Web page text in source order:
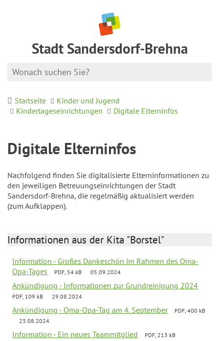
Stadt Sandersdorf-Brehna
Startseite
Kinder und Jugend
Kindertageseinrichtungen
Digitale Elterninfos
Digitale Elterninfos
Nachfolgend finden Sie digitalisierte Elterninformationen zu
den jeweiligen Betreuungseinrichtungen der Stadt
Sandersdorf-Brehna, die regelmäßig aktualisiert werden
(zum Aufklappen).
Informationen aus der Kita "Borstel"
Information - Großes Dankeschön im Rahmen des Oma-
Opa-Tages
PDF, 54 kB 05.09.2024
Ankündigung - Informationen zur Grundreinigung 2024
PDF, 109 kB 29.08.2024
Ankündigung - Oma-Opa-Tag am 4. September
PDF, 400 kB
23.08.2024
Information - Ein neues Teammitglied
PDF, 213 kB